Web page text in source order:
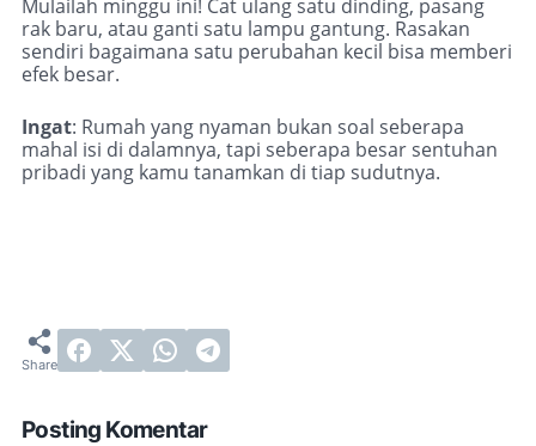
Mulailah minggu ini! Cat ulang satu dinding, pasang
rak baru, atau ganti satu lampu gantung. Rasakan
sendiri bagaimana satu perubahan kecil bisa memberi
efek besar.
Ingat: Rumah yang nyaman bukan soal seberapa
mahal isi di dalamnya, tapi seberapa besar sentuhan
pribadi yang kamu tanamkan di tiap sudutnya.
Posting Komentar